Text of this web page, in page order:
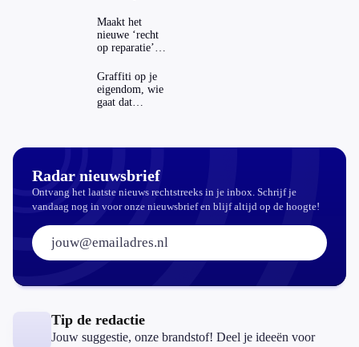
Maakt het
nieuwe ‘recht
op reparatie’
echt
aantrekkelijker?
Graffiti op je
eigendom, wie
gaat dat
Radar nieuwsbrief
Ontvang het laatste nieuws rechtstreeks in je inbox. Schrijf je
vandaag nog in voor onze nieuwsbrief en blijf altijd op de hoogte!
E-mailadres:
Tip de redactie
Jouw suggestie, onze brandstof! Deel je ideeën voor